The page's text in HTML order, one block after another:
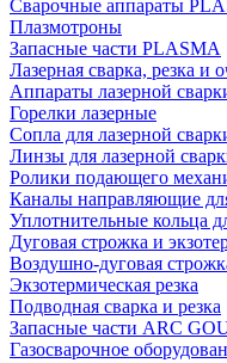
Сварочные аппараты
Плазмотроны
Запасные части PLASMA
Лазерная сварка, резка и
Аппараты лазерной
Горелки лазерные
Сопла для лазерной
Линзы для лазерной
Ролики подающего
Каналы направляющие
Уплотнительные кольца
Дуговая строжка и
Воздушно-дуговая
Экзотермическая резка
Подводная сварка и резка
Запасные части ARC
Газосварочное